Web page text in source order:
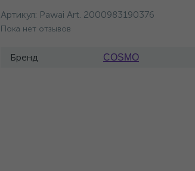
Артикул: Pawai Art. 2000983190376
Пока нет отзывов
Бренд COSMO